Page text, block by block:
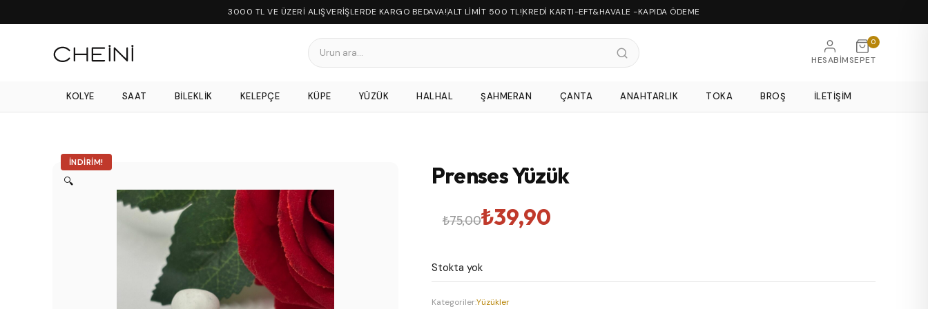
3000 TL VE ÜZERİ ALIŞVERİŞLERDE KARGO BEDAVA!ALT LİMİT 500 TL!KREDİ KARTI-EFT&HAVALE -KAPIDA ÖDEME
HESABIM
0
SEPET
KOLYE SAAT BILEKLIK KELEPÇE KÜPE YÜZÜK HALHAL ŞAHMERAN ÇANTA ANAHTARLIK TOKA BROŞ İLETIŞIM
İNDIRIM!
🔍 Prenses Yüzük
₺75,00
Orijinal
₺75,00.
₺39,90
Şu
fiyat:
Stokta yok
Kategoriler:Yüzükler